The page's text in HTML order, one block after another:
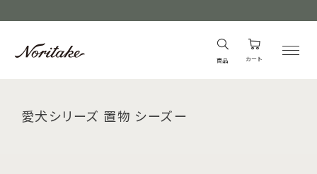
商品 カート
愛犬シリーズ 置物 シーズー